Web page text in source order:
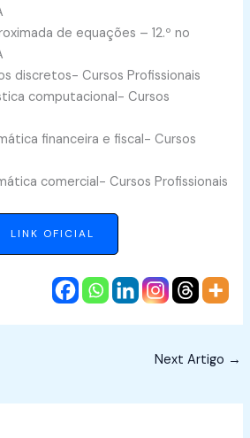
de equações – 12.º no
discretos- Cursos Profissionais
computacional- Cursos
financeira e fiscal- Cursos
comercial- Cursos Profissionais
LINK OFICIAL
Next Artigo →